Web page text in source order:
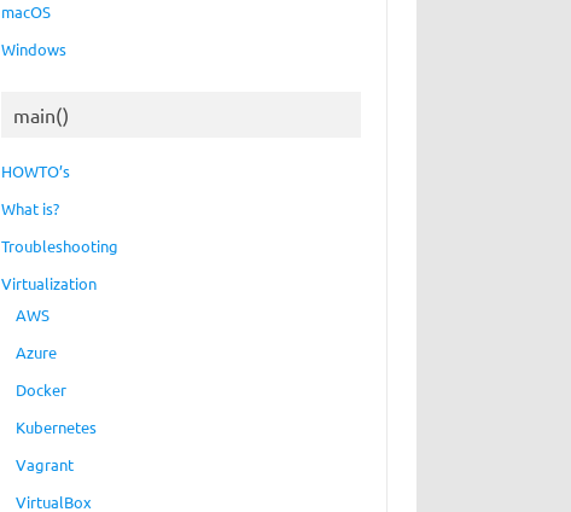
macOS
Windows
main()
HOWTO’s
What is?
Troubleshooting
Virtualization
AWS
Azure
Docker
Kubernetes
Vagrant
VirtualBox